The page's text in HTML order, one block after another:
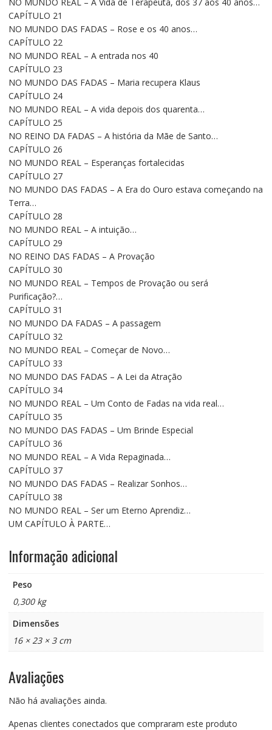
NO MUNDO REAL – A Vida de Terapeuta, dos 37 aos 40 anos…
CAPÍTULO 21
NO MUNDO DAS FADAS – Rose e os 40 anos…
CAPÍTULO 22
NO MUNDO REAL – A entrada nos 40
CAPÍTULO 23
NO MUNDO DAS FADAS – Maria recupera Klaus
CAPÍTULO 24
NO MUNDO REAL – A vida depois dos quarenta…
CAPÍTULO 25
NO REINO DA FADAS – A história da Mãe de Santo…
CAPÍTULO 26
NO MUNDO REAL – Esperanças fortalecidas
CAPÍTULO 27
NO MUNDO DAS FADAS – A Era do Ouro estava começando na
Terra…
CAPÍTULO 28
NO MUNDO REAL – A intuição…
CAPÍTULO 29
NO REINO DAS FADAS – A Provação
CAPÍTULO 30
NO MUNDO REAL – Tempos de Provação ou será
Purificação?…
CAPÍTULO 31
NO MUNDO DA FADAS – A passagem
CAPÍTULO 32
NO MUNDO REAL – Começar de Novo…
CAPÍTULO 33
NO MUNDO DAS FADAS – A Lei da Atração
CAPÍTULO 34
NO MUNDO REAL – Um Conto de Fadas na vida real…
CAPÍTULO 35
NO MUNDO DAS FADAS – Um Brinde Especial
CAPÍTULO 36
NO MUNDO REAL – A Vida Repaginada…
CAPÍTULO 37
NO MUNDO DAS FADAS – Realizar Sonhos…
CAPÍTULO 38
NO MUNDO REAL – Ser um Eterno Aprendiz…
UM CAPÍTULO À PARTE…
Informação adicional
Peso
0,300 kg
Dimensões
16 × 23 × 3 cm
Avaliações
Não há avaliações ainda.
Apenas clientes conectados que compraram este produto